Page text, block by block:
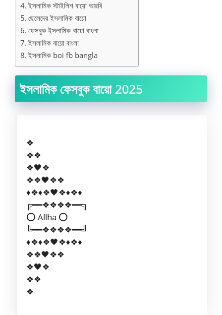
ইসলামিক স্টাইলিশ বায়ো আরবি
ছেলেদের ইসলামিক বায়ো
ফেসবুক ইসলামিক বায়ো বাংলা
ইসলামিক বায়ো বাংলা
ইসলামিক boi fb bangla
ইসলামিক ফেসবুক বায়ো 2025
❖
❖❖
❖🖤❖
❖❖🖤❖❖
♦️​❖♦️❖🖤❖♦️❖♦
╔━━❖❖❖❖━━╗
⭕ Allha ⭕
╚━━❖❖❖❖━━╝
♦️​❖♦️❖🖤❖♦️❖♦
❖❖🖤❖❖
❖🖤❖
❖❖
❖